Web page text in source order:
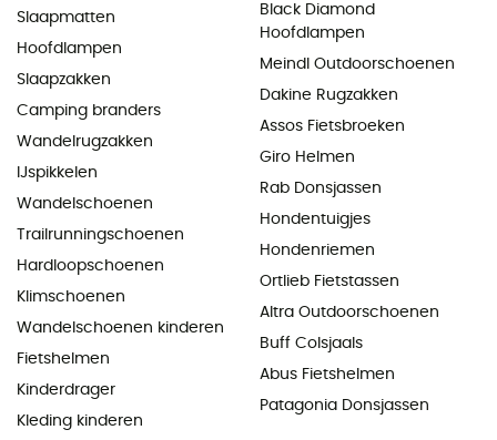
Slaapmatten
Hoofdlampen
Slaapzakken
Camping branders
Wandelrugzakken
IJspikkelen
Wandelschoenen
Trailrunningschoenen
Hardloopschoenen
Klimschoenen
Wandelschoenen kinderen
Fietshelmen
Kinderdrager
Kleding kinderen
Black Diamond
Hoofdlampen
Meindl Outdoorschoenen
Dakine Rugzakken
Assos Fietsbroeken
Giro Helmen
Rab Donsjassen
Hondentuigjes
Hondenriemen
Ortlieb Fietstassen
Altra Outdoorschoenen
Buff Colsjaals
Abus Fietshelmen
Patagonia Donsjassen